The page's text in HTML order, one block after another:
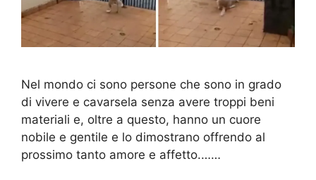
Nel mondo ci sono persone che sono in grado
di vivere e cavarsela senza avere troppi beni
materiali e, oltre a questo, hanno un cuore
nobile e gentile e lo dimostrano offrendo al
prossimo tanto amore e affetto.……